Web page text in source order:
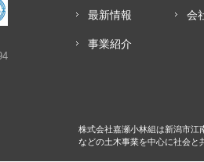
最新情報
事業紹介
会
株式会社嘉瀬小林組は新潟市江
などの土木事業を中心に社会と